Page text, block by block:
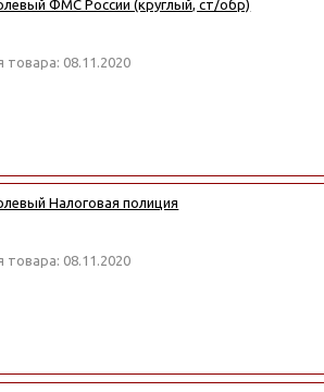
ФМС России (круглый, ст/обр)
товара: 08.11.2020
Налоговая полиция
08.11.2020